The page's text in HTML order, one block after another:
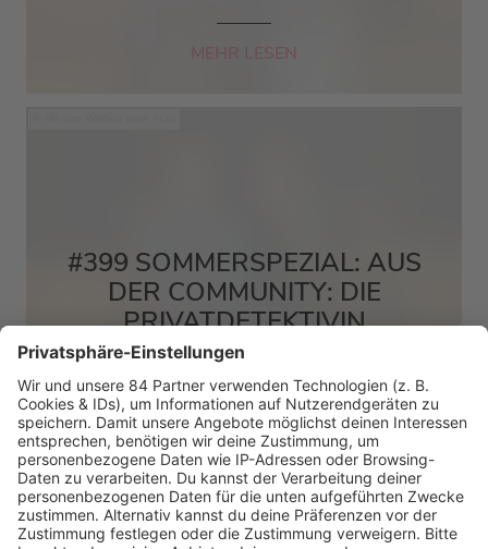
MEHR LESEN
#399 SOMMERSPEZIAL: AUS
DER COMMUNITY: DIE
PRIVATDETEKTIVIN
MEHR LESEN